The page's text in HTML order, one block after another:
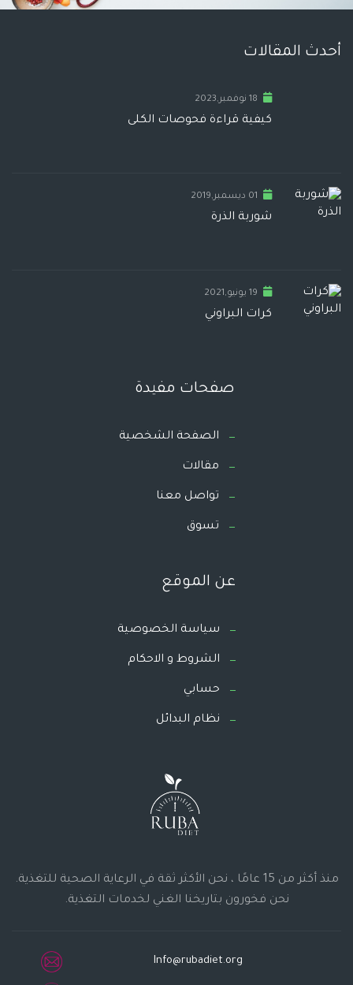
أحدث المقالات
18 نوفمبر,2023
كيفية قراءة فحوصات الكلى
01 ديسمبر,2019
شوربة الذرة
19 يونيو,2021
كرات البراوني
صفحات مفيدة
الصفحة الشخصية
مقالات
تواصل معنا
تسوق
عن الموقع
سياسة الخصوصية
الشروط و الاحكام
حسابي
نظام البدائل
منذ أكثر من 15 عامًا ، نحن الأكثر ثقة في الرعاية الصحية للتغذية.
نحن فخورون بتاريخنا الغني لخدمات التغذية.
Info@rubadiet.org